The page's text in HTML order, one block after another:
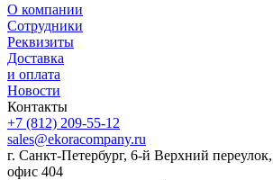
О компании
Сотрудники
Реквизиты
Доставка
и оплата
Новости
Контакты
+7 (812) 209-55-12
sales@ekoracompany.ru
г. Санкт-Петербург, 6-й Верхний
офис 404